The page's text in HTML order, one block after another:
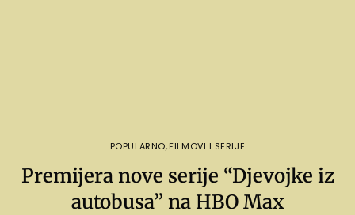
POPULARNO,FILMOVI I SERIJE
Premijera nove serije “Djevojke iz
autobusa” na HBO Max